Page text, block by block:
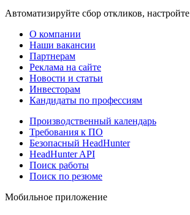
Автоматизируйте сбор откликов,
О компании
Наши вакансии
Партнерам
Реклама на сайте
Новости и статьи
Инвесторам
Кандидаты по профессиям
Производственный календарь
Требования к ПО
Безопасный HeadHunter
HeadHunter API
Поиск работы
Поиск по резюме
Мобильное приложение